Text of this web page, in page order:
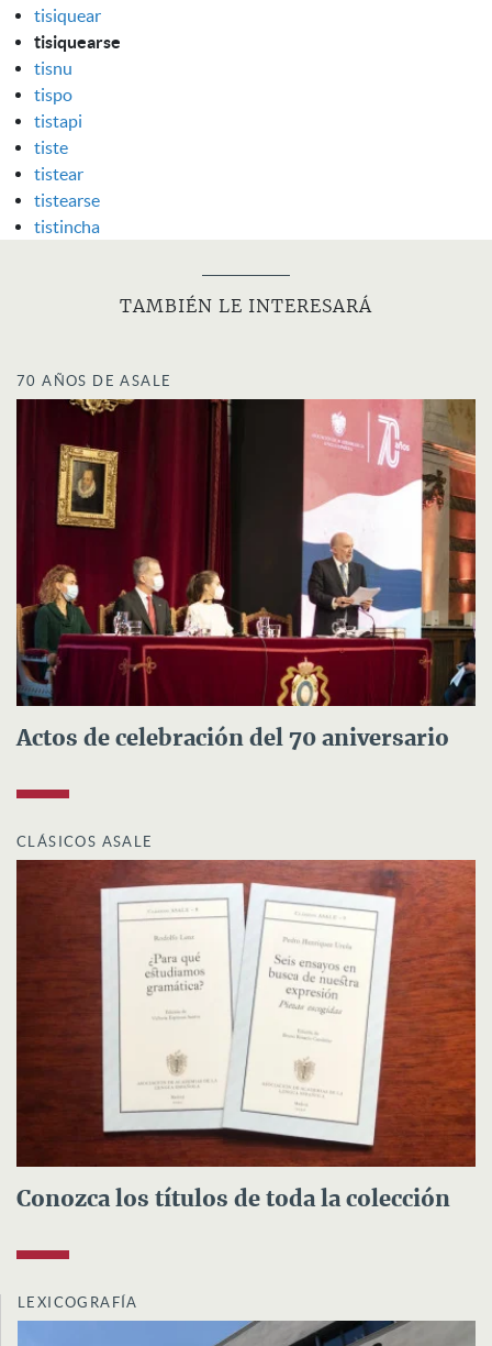
tisiquear
tisiquearse
tisnu
tispo
tistapi
tiste
tistear
tistearse
tistincha
TAMBIÉN LE INTERESARÁ
70 AÑOS DE ASALE
Actos de celebración del 70 aniversario
CLÁSICOS ASALE
Conozca los títulos de toda la colección
LEXICOGRAFÍA